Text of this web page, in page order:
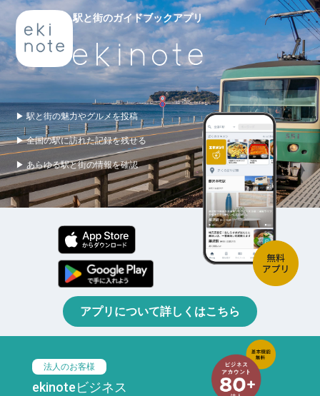
駅と街のガイドブックアプリ
▶ 駅と街の魅力やグルメを投稿
▶ 全国の駅に訪れた記録を残せる
▶ あらゆる駅と街の情報を確認
アプリについて詳しくはこちら
法人のお客様
ekinoteビジネス